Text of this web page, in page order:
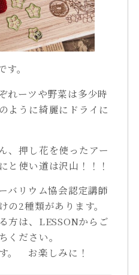
。
れーツや野菜は多少時
ように綺麗にドライに
、押し花を使ったアー
と使い道は沢山！！！
バリウム協会認定講師
の2種類があります。
方は、LESSONからご
ください。
。 お楽しみに！